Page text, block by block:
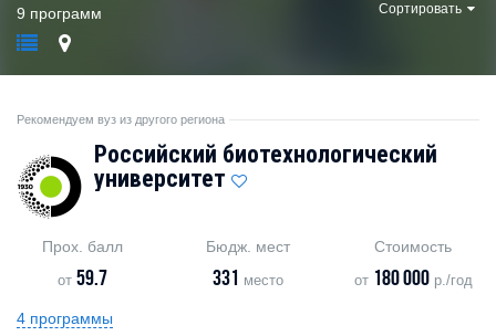
9 программ Сортировать
Рекомендуем вуз из другого региона
Российский биотехнологический
университет
Прох. балл
от59.7
Бюдж. мест
331 место
Стоимость
от 180 000р./год
4 программы